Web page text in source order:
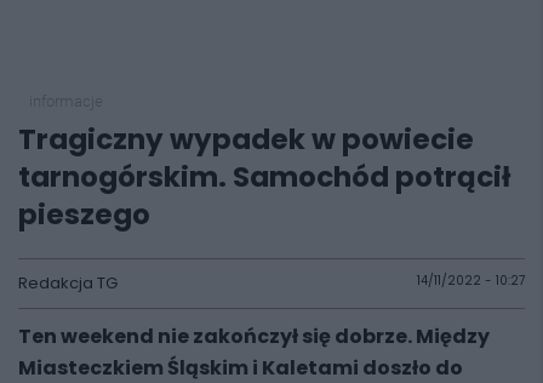
Tragiczny wypadek w powiecie
tarnogórskim. Samochód potrącił
pieszego
Redakcja TG 14/11/2022 - 10:27
Ten weekend nie zakończył się dobrze. Między
Miasteczkiem Śląskim i Kaletami doszło do